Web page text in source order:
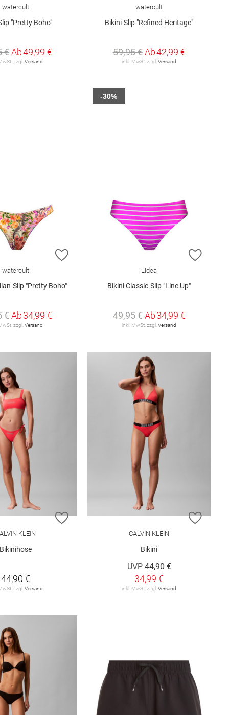
watercult
"Pretty Boho"
€ Ab49,99 €
zzgl.Versand
watercult
Bikini-Slip "Refined Heritage"
59,95 € Ab42,99 €
inkl. MwSt. zzgl.Versand
HINZUFÜGEN
watercult
Slip "Pretty Boho"
€ Ab34,99 €
zzgl.Versand
ZUR
Lidea
Bikini Classic-Slip "Line Up"
49,95 € Ab34,99 €
inkl. MwSt. zzgl.Versand
-30%
HINZUFÜGEN ZUR WUNSCHLISTE HINZUFÜGEN
KLEIN
Bikinihose
44,90 €
zzgl.Versand
ZUR
CALVIN KLEIN
Bikini
UVP 44,90 €
34,99 €
inkl. MwSt. zzgl.Versand